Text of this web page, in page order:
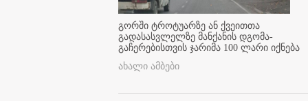
გორში ტროტუარზე ან ქვეითთა
გადასასვლელზე მანქანის დგომა-
გაჩერებისთვის ჯარიმა 100 ლარი იქნება
ახალი ამბები